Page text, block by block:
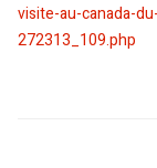
visite-au-canada-
272313_109.php